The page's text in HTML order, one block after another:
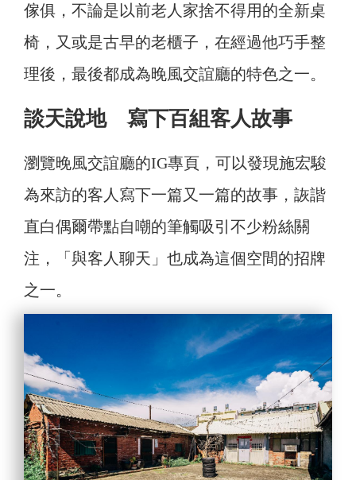
傢俱，不論是以前老人家捨不得用的全新桌
椅，又或是古早的老櫃子，在經過他巧手整
理後，最後都成為晚風交誼廳的特色之一。
談天說地 寫下百組客人故事
瀏覽晚風交誼廳的IG專頁，可以發現施宏駿
為來訪的客人寫下一篇又一篇的故事，詼諧
直白偶爾帶點自嘲的筆觸吸引不少粉絲關
注，「與客人聊天」也成為這個空間的招牌
之一。